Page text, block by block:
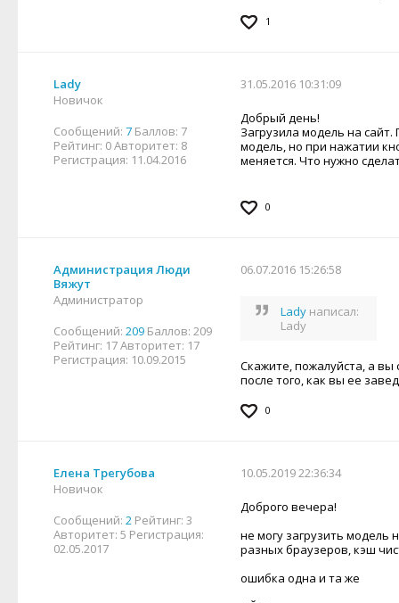
1
Lady
Новичок
Сообщений: 7 Баллов: 7
Рейтинг: 0Авторитет: 8
Регистрация: 11.04.2016
31.05.2016 10:31:09
Добрый день!
Загрузила модель на
модель, но при нажатии
меняется. Что нужно
0
Администрация Люди
Вяжут
Администратор
Сообщений: 209 Баллов: 209
Рейтинг: 17Авторитет: 17
Регистрация: 10.09.2015
06.07.2016 15:26:58
Lady написал:
Lady
Скажите, пожалуйста, а
после того, как вы ее
0
Елена Трегубова
Новичок
Сообщений: 2 Рейтинг: 3
Авторитет: 5 Регистрация:
02.05.2017
10.05.2019 22:36:34
Доброго вечера!
не могу загрузить
разных браузеров, кэш
ошибка одна и та же